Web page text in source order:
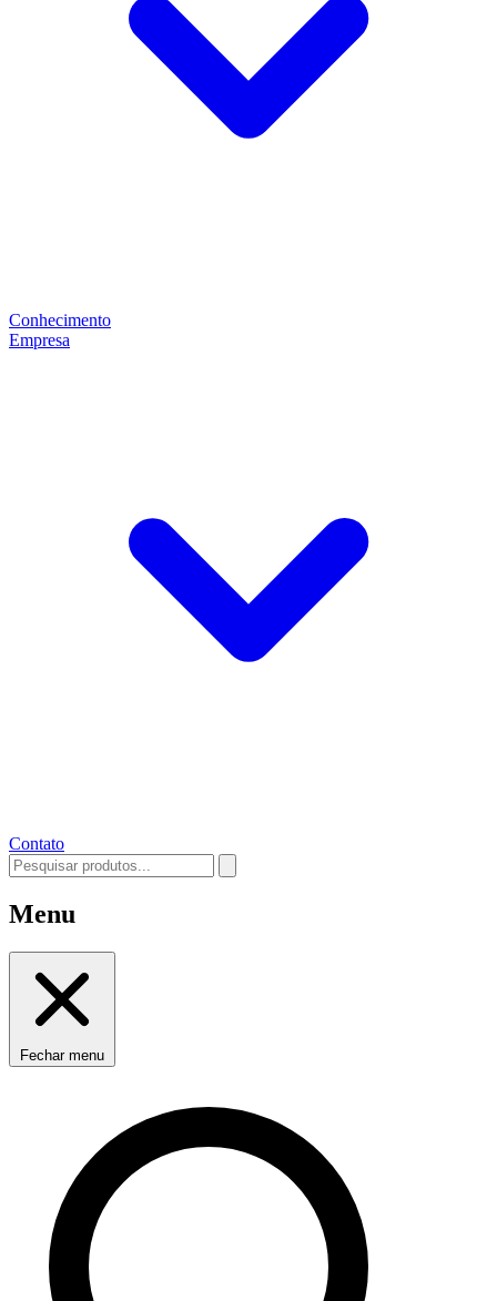
Conhecimento
Empresa
Contato
Menu
Fechar menu